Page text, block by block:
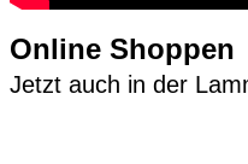
Online Shoppen
Jetzt auch in der